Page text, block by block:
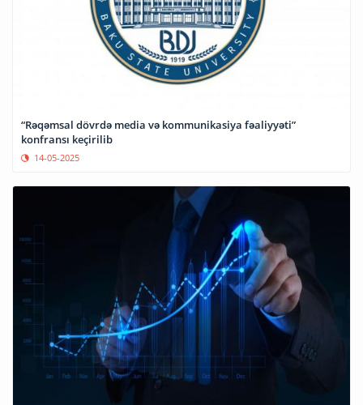
“Rəqəmsal dövrdə media və kommunikasiya fəaliyyəti”
konfransı keçirilib
14-05-2025